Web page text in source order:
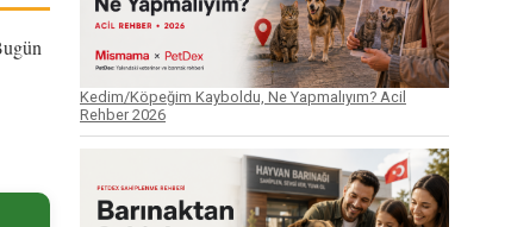
Kedim/Köpeğim Kayboldu, Ne Yapmalıyım? Acil
Rehber 2026